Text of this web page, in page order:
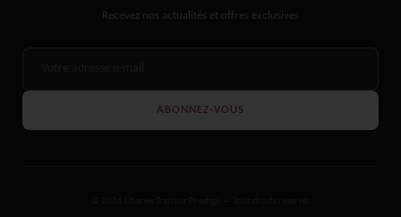
Recevez nos actualités et offres exclusives
ABONNEZ-VOUS